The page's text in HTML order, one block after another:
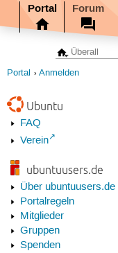
Portal Forum
Portal Anmelden
Ubuntu
FAQ
Verein
ubuntuusers.de
Über ubuntuusers.de
Portalregeln
Mitglieder
Gruppen
Spenden